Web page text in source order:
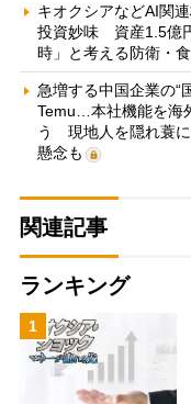
キオクシアなどAI関
投資妙味 資産1.5億
時」と考える防衛・
急増する中国企業の“
Temu…本社機能を海
う 現地人を隠れ蓑
懸念も
関連記事
ランキング
1